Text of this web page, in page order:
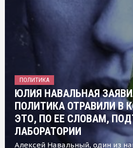
ПОЛИТИКА
ЮЛИЯ НАВАЛЬНАЯ
ПОЛИТИКА ОТРАВИЛИ В
ЭТО, ПО ЕЕ СЛОВАМ,
ЛАБОРАТОРИИ
Алексей Навальный, один из